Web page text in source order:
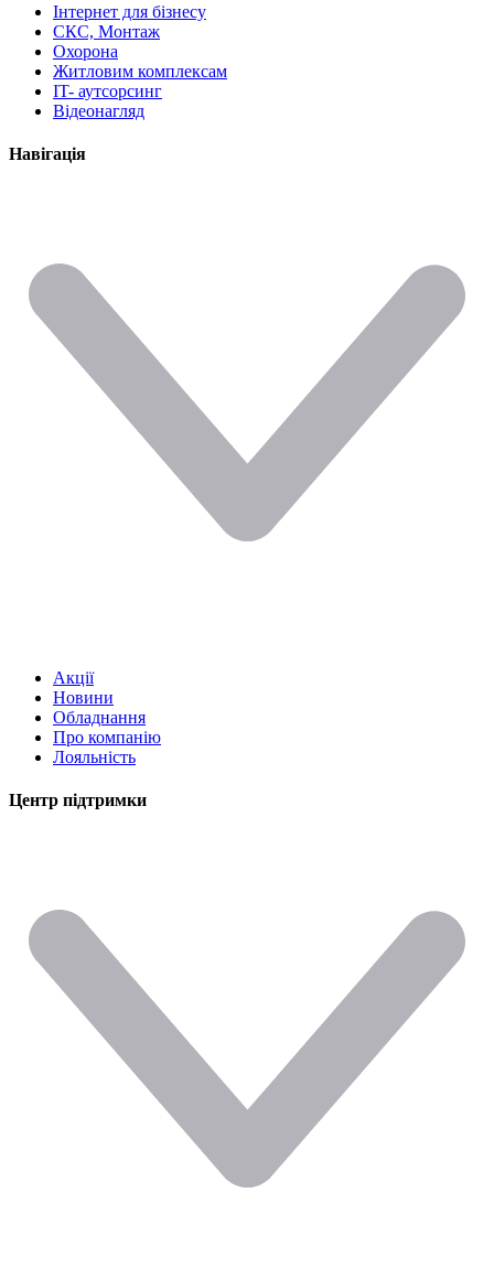
Інтернет для бізнесу
СКС, Монтаж
Охорона
Житловим комплексам
IT- аутсорсинг
Відеонагляд
Навігація
Акції
Новини
Обладнання
Про компанію
Лояльність
Центр підтримки